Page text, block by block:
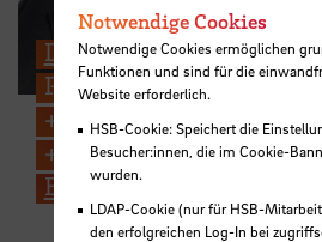
Dipl.-Soz. Susanne Peter
Projektleitung
+49 421 5905 3779
+49 176 1514 0247
E-Mail
Notwendige Cookies
Notwendige Cookies ermöglichen
Funktionen und sind für die
Website erforderlich.
HSB-Cookie: Speichert die
Besucher:innen, die im Cookie-
wurden.
LDAP-Cookie (nur für HSB-
den erfolgreichen Log-In bei